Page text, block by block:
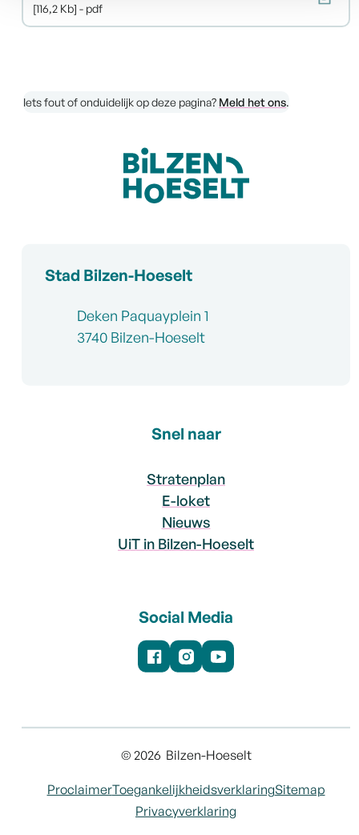
116,2 Kb pdf
Iets fout of onduidelijk op deze pagina? Meld het ons.
Stad Bilzen-Hoeselt
AdresDeken Paquayplein 1
,3740 Bilzen-Hoeselt
Snel naar
Stratenplan
E-loket
Nieuws
UiT in Bilzen-Hoeselt
Social Media
FacebookInstagram
YouTube
© 2026 Bilzen-Hoeselt
ProclaimerToegankelijkheidsverklaringSitemap
Privacyverklaring